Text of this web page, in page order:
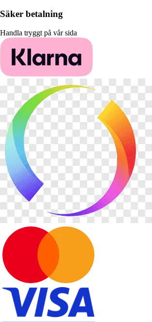
Säker betalning
Handla tryggt på vår sida